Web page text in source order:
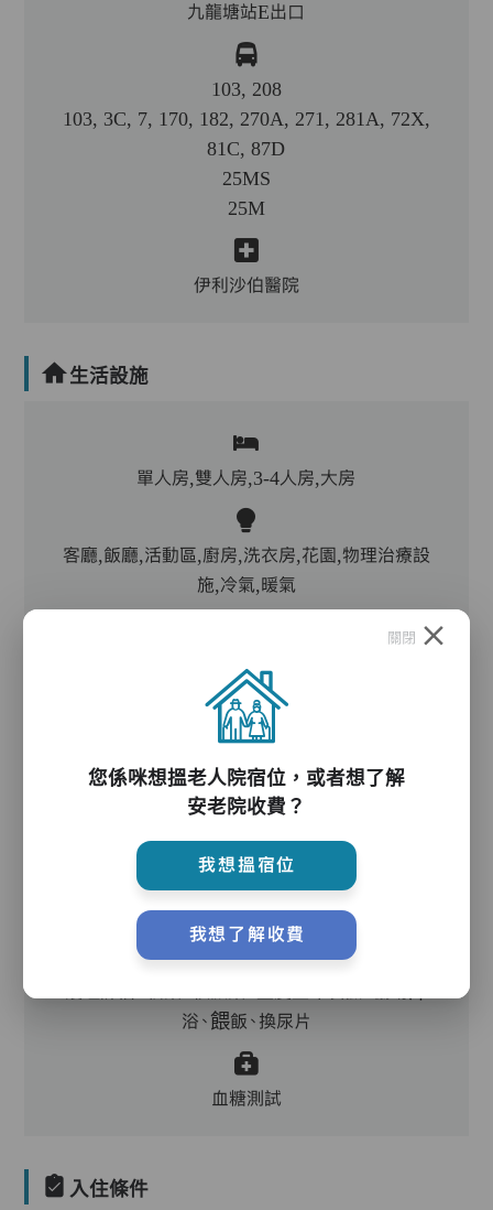
九龍塘站E出口
103, 208
103, 3C, 7, 170, 182, 270A, 271, 281A, 72X,
81C, 87D
25MS
25M
伊利沙伯醫院
生活設施
單人房,雙人房,3-4人房,大房
客廳,飯廳,活動區,廚房,洗衣房,花園,物理治療設
施,冷氣,暖氣
椅
護理服務
主管,助理員,護理員,保健員,護士,物理治療師,職
業治療師,註冊社工,到診醫生,外展牙科
浴、餵飯、換尿片
血糖測試
入住條件
關閉
您係咪想搵老人院宿位，或者想了解
安老院收費？
我想搵宿位
我想了解收費